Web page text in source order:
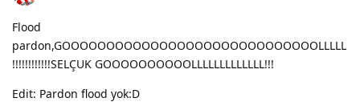
Flood
pardon,GOOOOOOOOOOOOOOOOOOOOOOOOOOOOOLLLLL
!!!!!!!!!!!!SELÇUK GOOOOOOOOOOLLLLLLLLLLLLL!!!
Edit: Pardon flood yok:D